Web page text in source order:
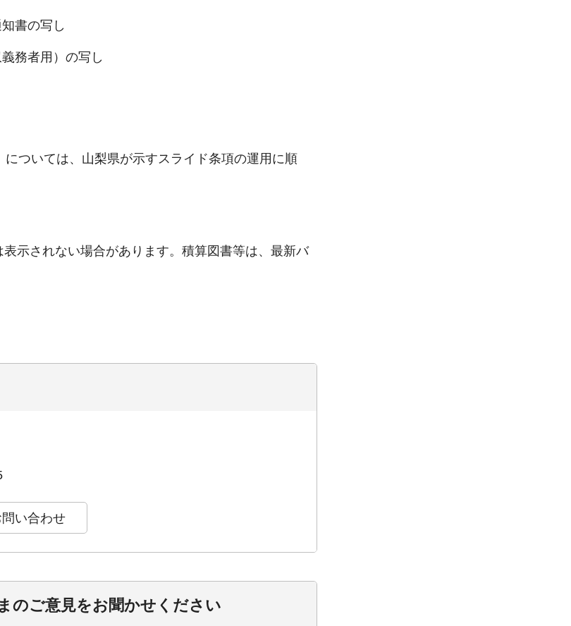
書の写し
務者用）の写し
ついては、山梨県が示すスライド条項の運用に順
示されない場合があります。積算図書等は、最新バ
のご意見をお聞かせください